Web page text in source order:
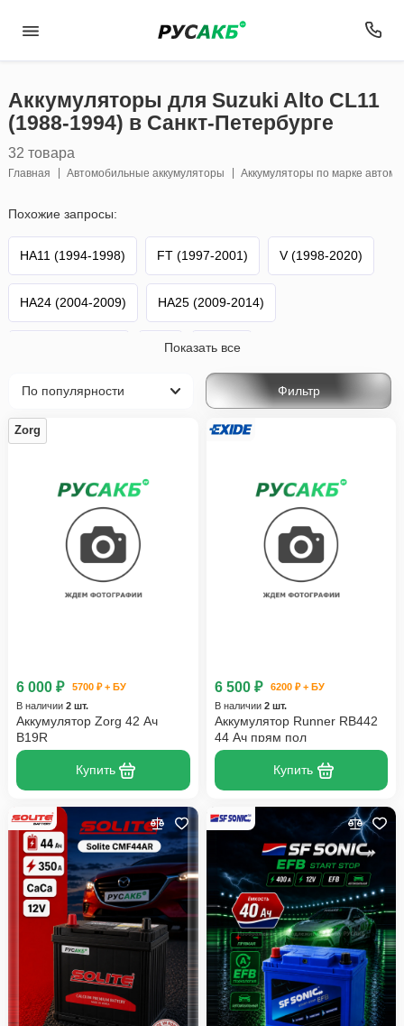
Аккумуляторы для Suzuki Alto CL11
(1988-1994) в Санкт-Петербурге
32 товара
Главная Автомобильные аккумуляторы Аккумуляторы по марке
Похожие запросы:
HA11 (1994-1998) FT (1997-2001) V (1998-2020)
HA24 (2004-2009) HA25 (2009-2014)
Alto Suzuki
Показать все
Фильтр
Zorg
6 000 ₽
5700 ₽ + БУ
В наличии 2 шт.
Аккумулятор Zorg 42 Ач
B19R
Купить
6 500 ₽
6200 ₽ + БУ
В наличии 2 шт.
Аккумулятор Runner RB442
44 Ач прям пол
Купить